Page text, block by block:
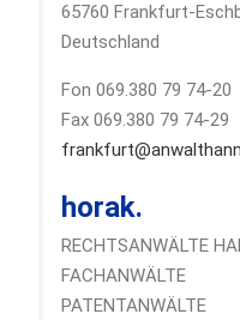
65760 Frankfurt-
Deutschland
Fon 069.380 79 74-20
Fax 069.380 79 74-29
horak.
RECHTSANWÄLTE
FACHANWÄLTE
PATENTANWÄLTE